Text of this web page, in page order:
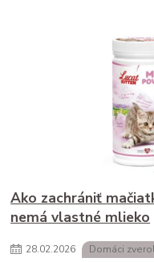
Ako zachrániť
nemá vlastné mlieko
28.02.2026 Domáci